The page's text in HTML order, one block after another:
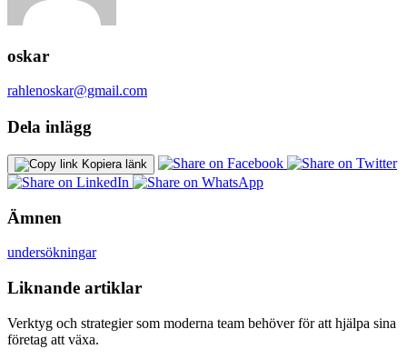
oskar
rahlenoskar@gmail.com
Dela inlägg
Kopiera länk
Ämnen
undersökningar
Liknande artiklar
Verktyg och strategier som moderna team behöver för att hjälpa sina
företag att växa.